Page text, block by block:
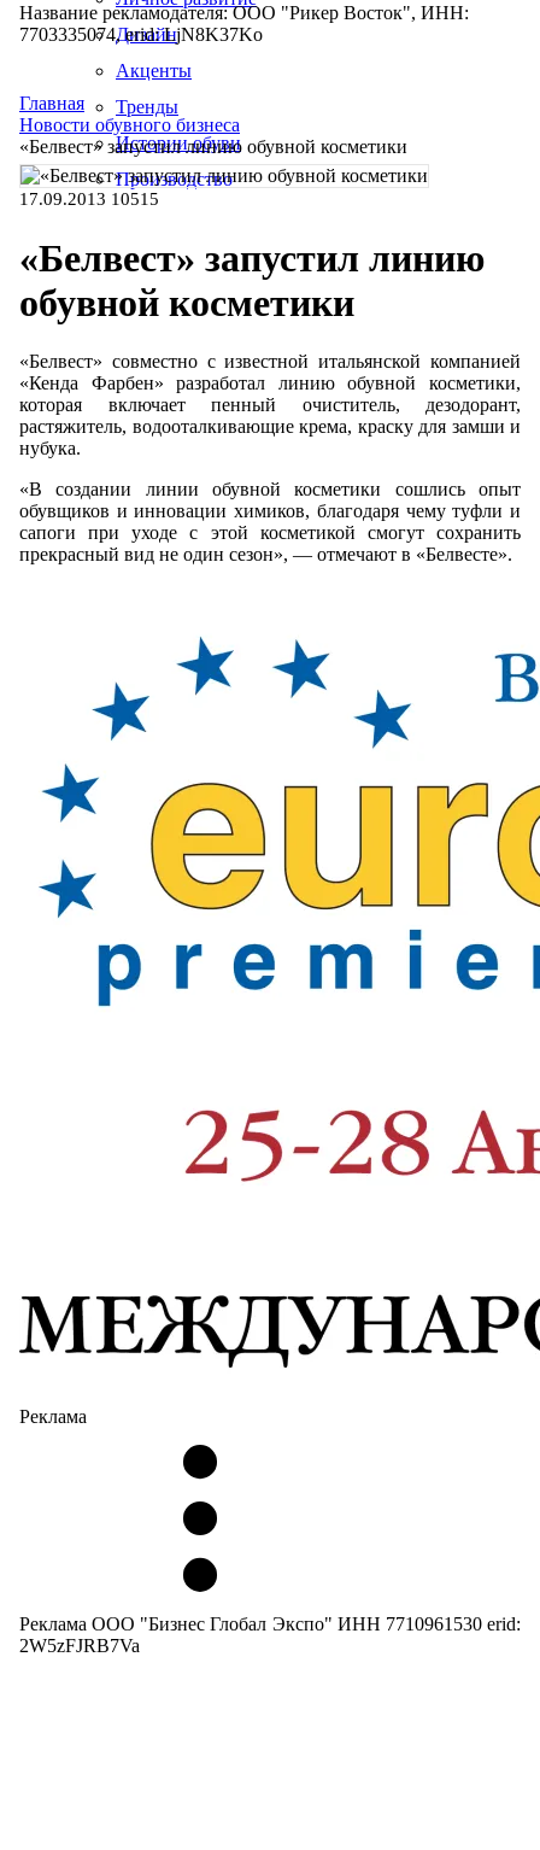
Дизайн
Акценты
Тренды
Истории обуви
Производство
Название рекламодателя: ООО "Рикер Восток", ИНН:
7703335074, erid: LjN8K37Ko
Главная
Новости обувного бизнеса
«Белвест» запустил линию обувной косметики
17.09.2013 10515
«Белвест» запустил линию
обувной косметики
«Белвест» совместно с известной итальянской компанией
«Кенда Фарбен» разработал линию обувной косметики,
которая включает пенный очиститель, дезодорант,
растяжитель, водооталкивающие крема, краску для замши и
нубука.
«В создании линии обувной косметики сошлись опыт
обувщиков и инновации химиков, благодаря чему туфли и
сапоги при уходе с этой косметикой смогут сохранить
прекрасный вид не один сезон», — отмечают в «Белвесте».
Реклама
Реклама ООО "Бизнес Глобал Экспо" ИНН 7710961530 erid:
2W5zFJRB7Va